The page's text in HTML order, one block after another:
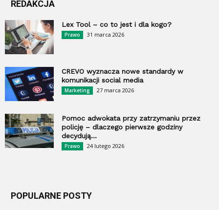
REDAKCJA
Lex Tool – co to jest i dla kogo?
Prawo 31 marca 2026
CREVO wyznacza nowe standardy w
komunikacji social media
Marketing 27 marca 2026
Pomoc adwokata przy zatrzymaniu przez
policję – dlaczego pierwsze godziny
decydują...
Prawo 24 lutego 2026
POPULARNE POSTY